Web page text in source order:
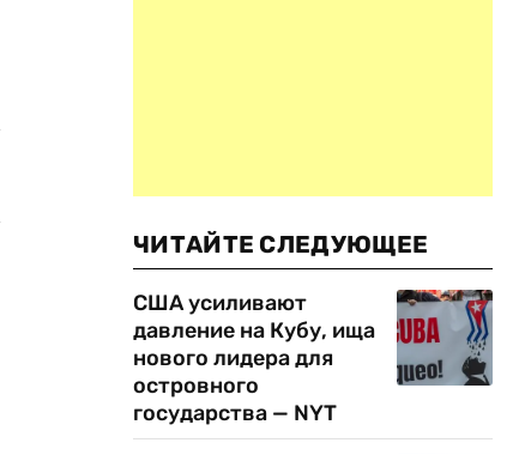
ЧИТАЙТЕ СЛЕДУЮЩЕЕ
США усиливают
давление на Кубу, ища
нового лидера для
островного
государства — NYT